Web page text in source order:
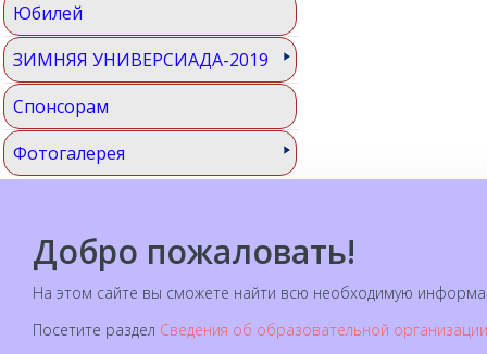
Юбилей
ЗИМНЯЯ УНИВЕРСИАДА-2019
Спонсорам
Фотогалерея
Добро пожаловать!
На этом сайте вы сможете найти всю необходимую
Посетите раздел Сведения об образовательной